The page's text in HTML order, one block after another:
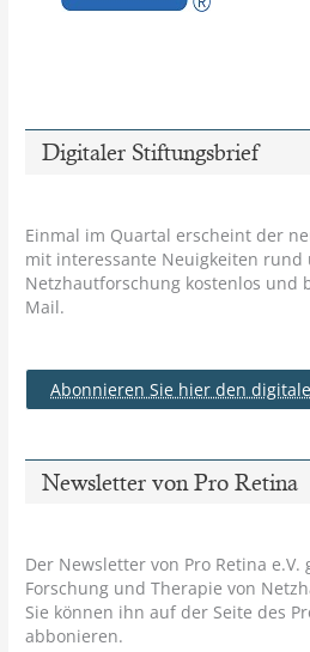
Digitaler Stiftungsbrief
Einmal im Quartal erscheint der
mit interessante Neuigkeiten
Netzhautforschung kostenlos und
Mail.
Abonnieren Sie hier den
Newsletter von Pro Retina
Der Newsletter von Pro Retina
Forschung und Therapie von
Sie können ihn auf der Seite des
abbonieren.